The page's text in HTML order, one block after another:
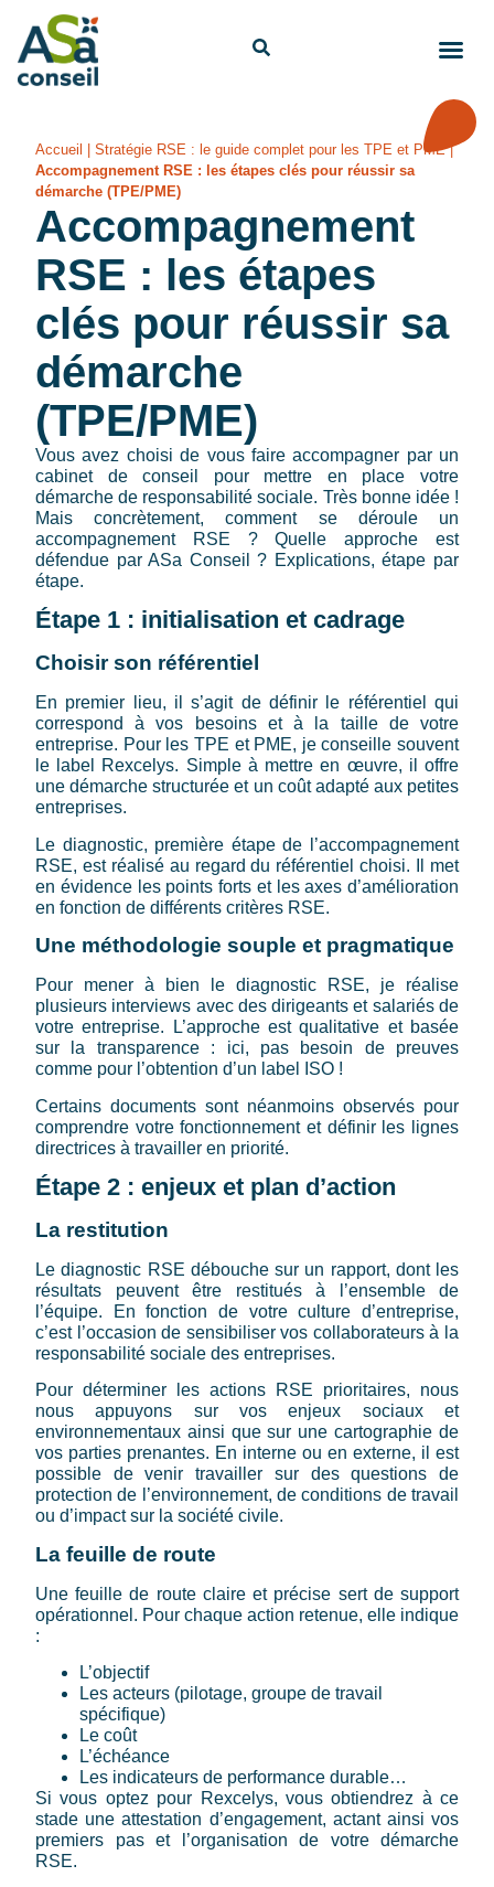
Accueil Stratégie RSE : le guide complet pour les TPE et PME|
Accompagnement RSE : les étapes clés pour réussir sa
démarche (TPE/PME)
Accompagnement
RSE : les étapes
clés pour réussir sa
démarche
(TPE/PME)
Vous avez choisi de vous faire accompagner par un
cabinet de conseil pour mettre en place votre
démarche de responsabilité sociale. Très bonne idée !
Mais concrètement, comment se déroule un
accompagnement RSE ? Quelle approche est
défendue par ASa Conseil ? Explications, étape par
étape.
Étape 1 : initialisation et cadrage
Choisir son référentiel
En premier lieu, il s’agit de définir le référentiel qui
correspond à vos besoins et à la taille de votre
entreprise. Pour les TPE et PME, je conseille souvent
le label Rexcelys. Simple à mettre en œuvre, il offre
une démarche structurée et un coût adapté aux petites
entreprises.
Le diagnostic, première étape de l’accompagnement
RSE, est réalisé au regard du référentiel choisi. Il met
en évidence les points forts et les axes d’amélioration
en fonction de différents critères RSE.
Une méthodologie souple et pragmatique
Pour mener à bien le diagnostic RSE, je réalise
plusieurs interviews avec des dirigeants et salariés de
votre entreprise. L’approche est qualitative et basée
sur la transparence : ici, pas besoin de preuves
comme pour l’obtention d’un label ISO !
Certains documents sont néanmoins observés pour
comprendre votre fonctionnement et définir les lignes
directrices à travailler en priorité.
Étape 2 : enjeux et plan d’action
La restitution
Le diagnostic RSE débouche sur un rapport, dont les
résultats peuvent être restitués à l’ensemble de
l’équipe. En fonction de votre culture d’entreprise,
c’est l’occasion de sensibiliser vos collaborateurs à la
responsabilité sociale des entreprises.
Pour déterminer les actions RSE prioritaires, nous
nous appuyons sur vos enjeux sociaux et
environnementaux ainsi que sur une cartographie de
vos parties prenantes. En interne ou en externe, il est
possible de venir travailler sur des questions de
protection de l’environnement, de conditions de travail
ou d’impact sur la société civile.
La feuille de route
Une feuille de route claire et précise sert de support
opérationnel. Pour chaque action retenue, elle indique
:
L’objectif
Les acteurs (pilotage, groupe de travail
spécifique)
Le coût
L’échéance
Les indicateurs de performance durable…
Si vous optez pour Rexcelys, vous obtiendrez à ce
stade une attestation d’engagement, actant ainsi vos
premiers pas et l’organisation de votre démarche
RSE.